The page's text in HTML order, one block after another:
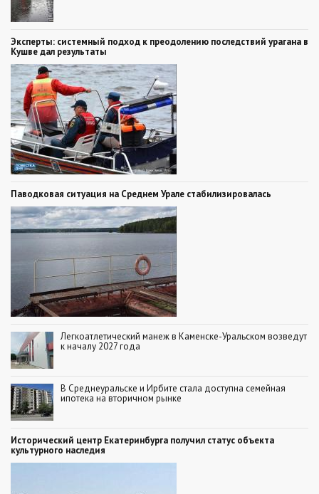
Эксперты: системный подход к преодолению последствий урагана в
Кушве дал результаты
Паводковая ситуация на Среднем Урале стабилизировалась
Легкоатлетический манеж в Каменске-Уральском возведут
к началу 2027 года
В Среднеуральске и Ирбите стала доступна семейная
ипотека на вторичном рынке
Исторический центр Екатеринбурга получил статус объекта
культурного наследия